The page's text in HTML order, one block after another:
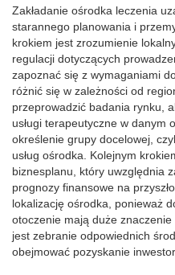
Zakładanie ośrodka leczenia
starannego planowania i
krokiem jest zrozumienie
regulacji dotyczących
zapoznać się z wymaganiami
różnić się w zależności od
przeprowadzić badania rynku,
usługi terapeutyczne w danym
określenie grupy docelowej,
usług ośrodka. Kolejnym
biznesplanu, który uwzględnia
prognozy finansowe na
lokalizację ośrodka, ponieważ
otoczenie mają duże
jest zebranie odpowiednich
obejmować pozyskanie